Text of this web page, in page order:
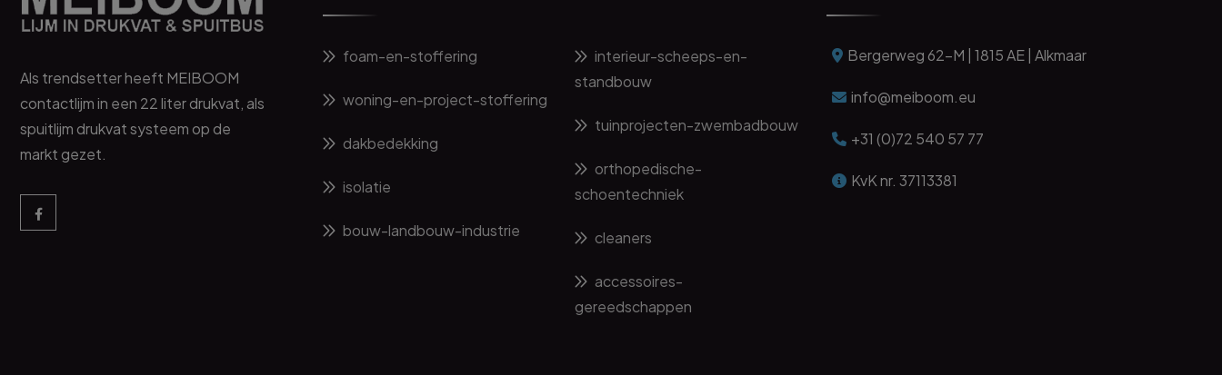
Als trendsetter heeft MEIBOOM
contactlijm in een 22 liter drukvat, als
spuitlijm drukvat systeem op de
markt gezet.
foam-en-stoffering
woning-en-project-stoffering
dakbedekking
isolatie
bouw-landbouw-industrie
interieur-scheeps-en-
standbouw
tuinprojecten-zwembadbouw
orthopedische-
schoentechniek
cleaners
accessoires-
gereedschappen
Bergerweg 62-M | 1815 AE | Alkmaar
info@meiboom.eu
+31 (0)72 540 57 77
KvK nr. 37113381